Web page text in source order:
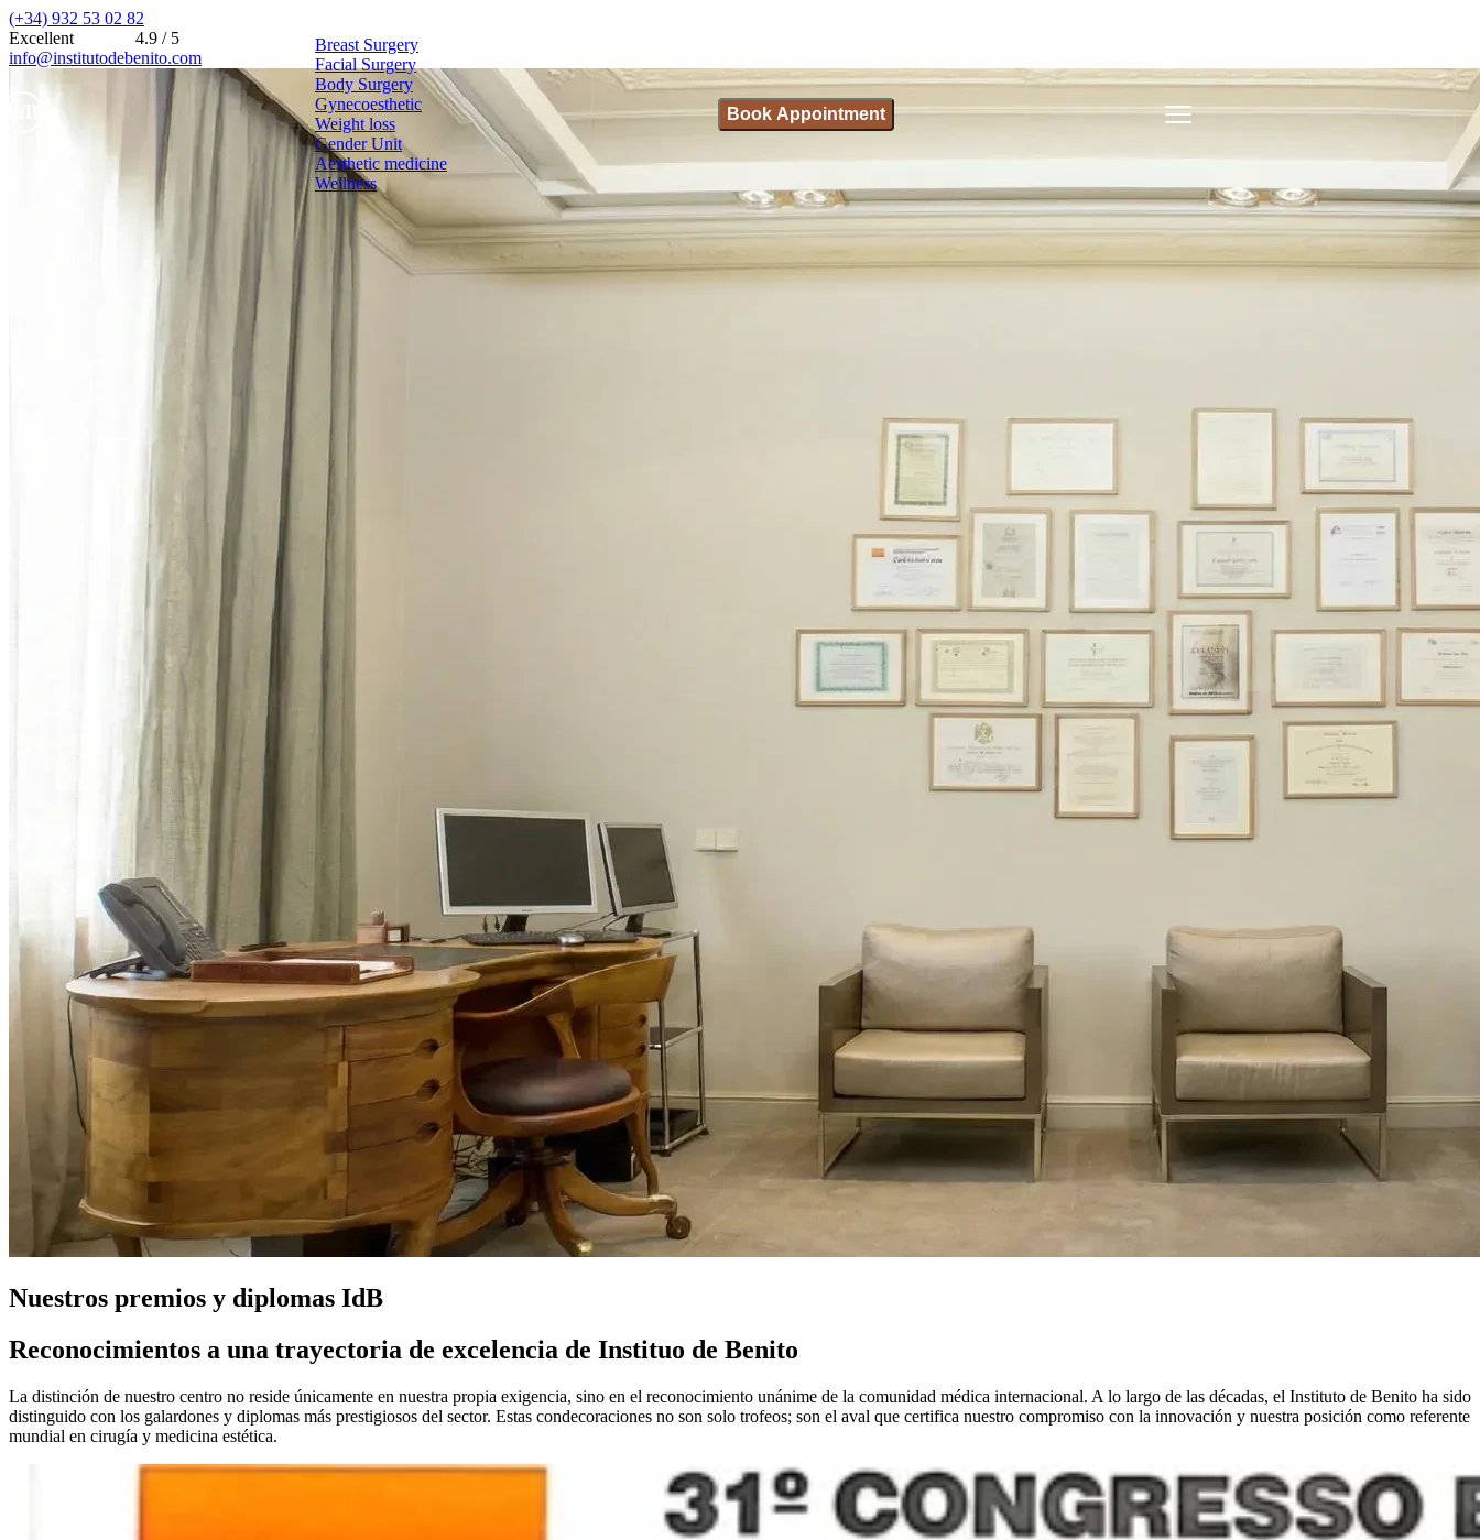
(+34) 932 53 02 82
Excellent
4.9 / 5
info@institutodebenito.com
Breast Surgery
Facial Surgery
Body Surgery
Gynecoesthetic
Weight loss
Gender Unit
Aesthetic medicine
Wellness
Book Appointment
Nuestros premios y diplomas IdB
Reconocimientos a una trayectoria de excelencia de Instituo de Benito
La distinción de nuestro centro no reside únicamente en nuestra propia exigencia, sino en el reconocimiento unánime de la comunidad médica internacional. A lo largo de las décadas, el Instituto de Benito ha sido
distinguido con los galardones y diplomas más prestigiosos del sector. Estas condecoraciones no son solo trofeos; son el aval que certifica nuestro compromiso con la innovación y nuestra posición como referente
mundial en cirugía y medicina estética.